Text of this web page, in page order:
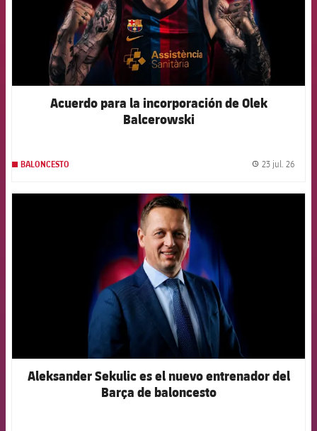
Acuerdo para la incorporación de Olek
Balcerowski
BALONCESTO 23 jul. 26
FCB Barcelona badge
Aleksander Sekulic es el nuevo entrenador del
Barça de baloncesto